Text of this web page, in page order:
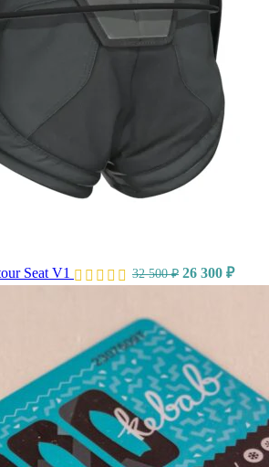
Seat V1 32 500₽ 26 300 ₽